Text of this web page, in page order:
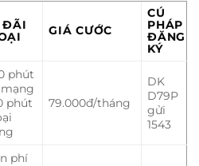
ĐÃI
GIÁ CƯỚC
CÚ
PHÁP
ĐĂNG
KÝ
phút
phút
79.000đ/tháng
DK
D79P
gửi
1543
phí